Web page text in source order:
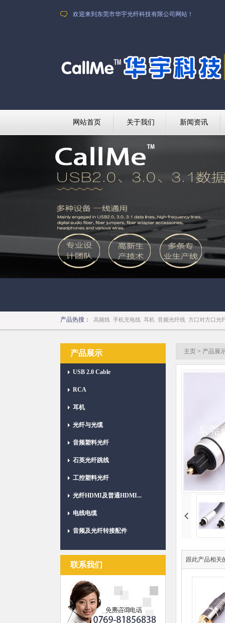
欢迎来到东莞市华宇光纤科技有限公司网站！
网站首页 关于我们 新闻资讯
产品热搜： 高频线 手机充电线 耳机 音频光纤线 方口对方口光
产品展示
USB 2.0 Cable
RCA
耳机
光纤与光缆
音频塑料光纤
石英光纤跳线
工控塑料光纤
光纤HDMI及普通HDMI...
电线电缆
音频及光纤转接配件
联系我们
主页 > 产品展
跟此产品相关